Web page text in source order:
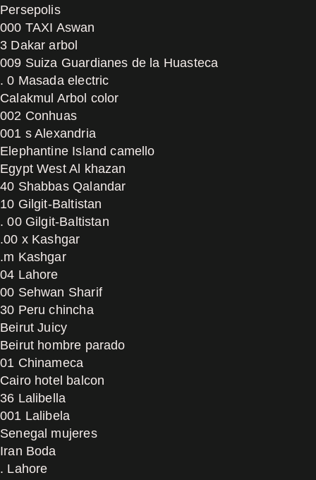
Persepolis
000 TAXI Aswan
3 Dakar arbol
009 Suiza Guardianes de la Huasteca
. 0 Masada electric
Calakmul Arbol color
002 Conhuas
001 s Alexandria
Elephantine Island camello
Egypt West Al khazan
40 Shabbas Qalandar
10 Gilgit-Baltistan
. 00 Gilgit-Baltistan
.00 x Kashgar
.m Kashgar
04 Lahore
00 Sehwan Sharif
30 Peru chincha
Beirut Juicy
Beirut hombre parado
01 Chinameca
Cairo hotel balcon
36 Lalibella
001 Lalibela
Senegal mujeres
Iran Boda
. Lahore